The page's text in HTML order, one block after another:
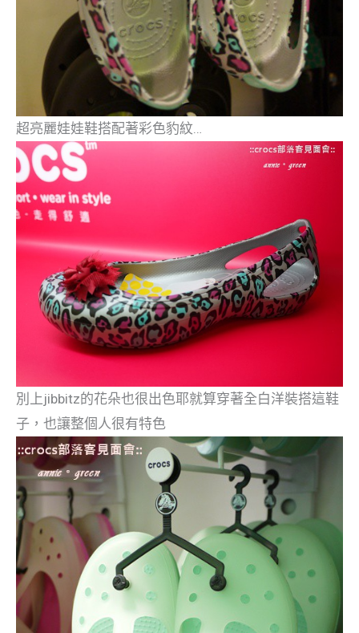
超亮麗娃娃鞋搭配著彩色豹紋…
別上jibbitz的花朵也很出色耶就算穿著全白洋裝搭這鞋
子，也讓整個人很有特色